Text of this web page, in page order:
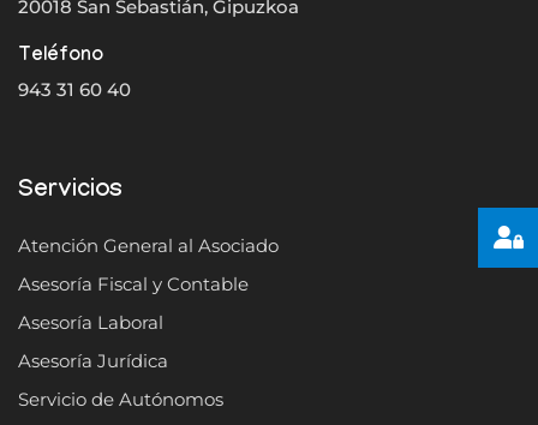
20018 San Sebastián, Gipuzkoa
Teléfono
943 31 60 40
Servicios
Atención General al Asociado
Asesoría Fiscal y Contable
Asesoría Laboral
Asesoría Jurídica
Servicio de Autónomos